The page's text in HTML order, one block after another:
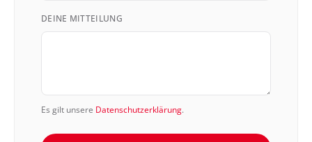
DEINE MITTEILUNG
Es gilt unsere Datenschutzerklärung.